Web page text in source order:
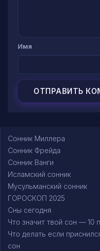
Имя
Сонник Миллера
Сонник Фрейда
Сонник Ванги
Исламский сонник
Мусульманский сонник
ГОРОСКОП 2025
Сны сегодня
Что значит твой сон — 10
Что делать если
сон